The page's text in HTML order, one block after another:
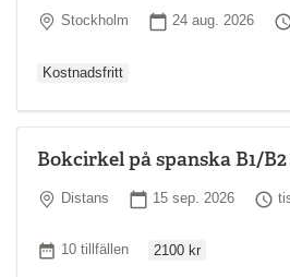
Plats
Stockholm Startdatum
24 aug. 2026
Kostnadsfritt
Bokcirkel på spanska B1/
Plats
Distans Startdatum
15 sep. 2026
Antal tillfällen
10 tillfällen 2100 kr